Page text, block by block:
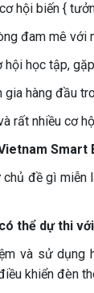
hội biến {
đam mê với
hội học tập,
gia hàng đầu
rất nhiều cơ
đề gì miễn
thể dự thi
và sử dụng
khiển đèn